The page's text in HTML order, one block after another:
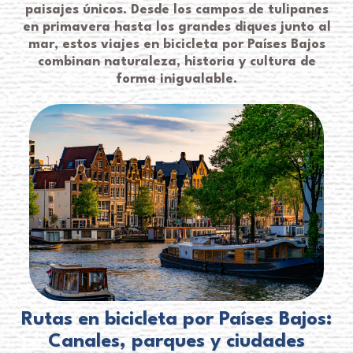
paisajes únicos. Desde los campos de tulipanes
en primavera hasta los grandes diques junto al
mar, estos viajes en bicicleta por Países Bajos
combinan naturaleza, historia y cultura de
forma inigualable.
Rutas en bicicleta por Países Bajos:
Canales, parques y ciudades